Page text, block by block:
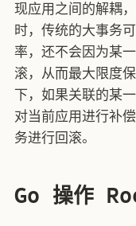
现应用之间的解耦
时，传统的大事务
率，还不会因为某
滚，从而最大限度
下，如果关联的某
对当前应用进行补
务进行回滚。
Go 操作